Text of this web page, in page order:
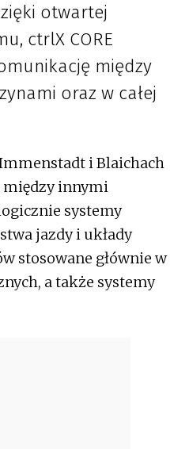
otwartej
ctrlX CORE
między
oraz w całej
i Blaichach
między innymi
systemy
jazdy i układy
stosowane głównie w
a także systemy